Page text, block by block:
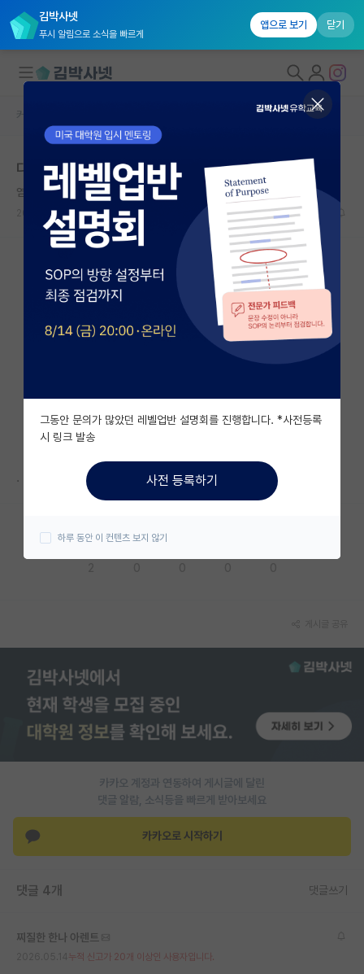
김박사넷
푸시 알림으로 소식을 빠르게
앱으로 보기 닫기
대학원생 모집
국내대학원 정보
연구실&오픈랩
커뮤니티
커뮤니티 홈
전체글보기
베스트 게시판
자유 게시판(아무개랩)
미국 유학 게시판
미국 대학원 합격 후기 게시판
대학원생 모집 게시판
연구실(PI) 홍보 게시판
취업 게시판
임용 후기 게시판
인문사회 계열 게시판
특수/전문대학원 게시판
반도체/AI 게시판
장학금/장학생 게시판
홍보 게시판
커뮤니티 홈
다미박 관련해서 조언 구합니다.
염세적인 장자크 루소
2026.05.14 4 1935
.
카카오 계정과 연동하여 게시글에 달린
댓글 알람, 소식등을 빠르게 받아보세요
카카오로 시작하기
댓글 4개 댓글쓰기
찌질한 한나 아렌트
누적 신고가 20개 이상인 사용자입니다.
그동안 문의가 많았던 레벨업반 설명회를 진행합니다. *사전등록
시 링크 발송
사전 등록하기
하루 동안 이 컨텐츠 보지 않기